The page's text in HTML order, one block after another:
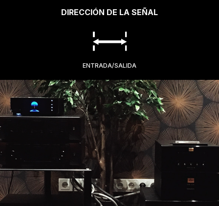
DIRECCIÓN DE LA SEÑAL
ENTRADA/SALIDA